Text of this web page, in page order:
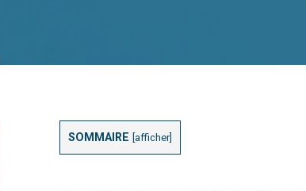
SOMMAIRE afficher